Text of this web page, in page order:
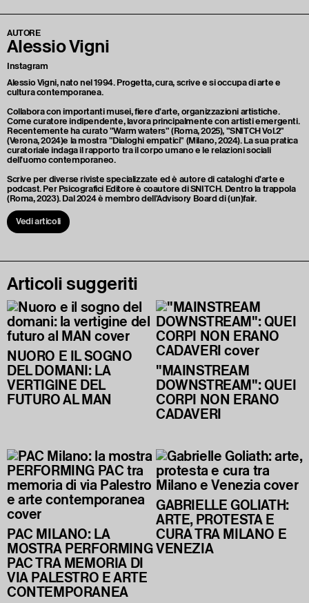
AUTORE
Alessio Vigni
Instagram
Alessio Vigni, nato nel 1994. Progetta, cura, scrive e si occupa di arte e
cultura contemporanea.
Collabora con importanti musei, fiere d'arte, organizzazioni artistiche.
Come curatore indipendente, lavora principalmente con artisti emergenti.
Recentemente ha curato "Warm waters" (Roma, 2025), "SNITCH Vol.2"
(Verona, 2024)e la mostra "Dialoghi empatici" (Milano, 2024). La sua pratica
curatoriale indaga il rapporto tra il corpo umano e le relazioni sociali
dell'uomo contemporaneo.
Scrive per diverse riviste specializzate ed è autore di cataloghi d'arte e
podcast. Per Psicografici Editore è coautore di SNITCH. Dentro la trappola
(Roma, 2023). Dal 2024 è membro dell'Advisory Board di (un)fair.
Vedi articoli
Articoli suggeriti
NUORO E IL SOGNO
DEL DOMANI: LA
VERTIGINE DEL
FUTURO AL MAN
"MAINSTREAM
DOWNSTREAM": QUEI
CORPI NON ERANO
CADAVERI
PAC MILANO: LA
MOSTRA PERFORMING
PAC TRA MEMORIA DI
VIA PALESTRO E ARTE
CONTEMPORANEA
GABRIELLE GOLIATH:
ARTE, PROTESTA E
CURA TRA MILANO E
VENEZIA